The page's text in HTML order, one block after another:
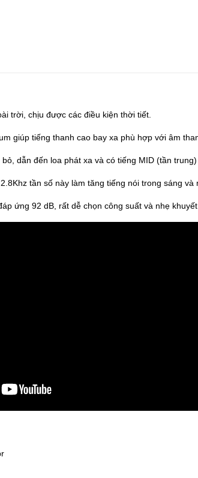
trời, chịu được các điều kiện thời tiết.
giúp tiếng thanh cao bay xa phù hợp với âm
dẫn đến loa phát xa và có tiếng MID (tần
tần số này làm tăng tiếng nói trong sáng và
ứng 92 dB, rất dễ chọn công suất và nhẹ khuyết